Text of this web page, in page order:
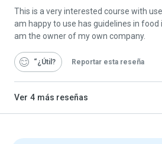
This is a very interested course with
am happy to use has guidelines in food
am the owner of my own company.
“¿Útil Reportar esta reseña
Ver 4 más reseñas